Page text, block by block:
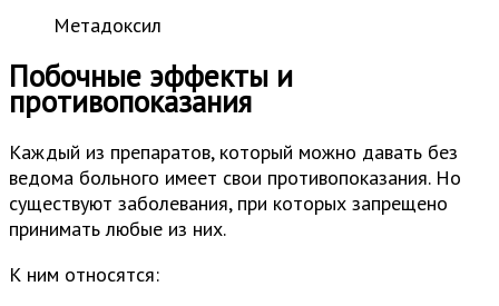
Метадоксил
Побочные эффекты и
противопоказания
Каждый из препаратов, который можно давать без
ведома больного имеет свои противопоказания. Но
существуют заболевания, при которых запрещено
принимать любые из них.
К ним относятся: